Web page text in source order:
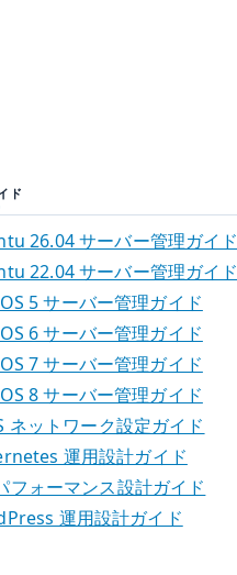
ド
26.04 サーバー管理ガイド
22.04 サーバー管理ガイド
5 サーバー管理ガイド
6 サーバー管理ガイド
7 サーバー管理ガイド
8 サーバー管理ガイド
ネットワーク設定ガイド
運用設計ガイド
フォーマンス設計ガイド
運用設計ガイド